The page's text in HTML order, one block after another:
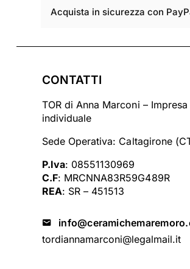
Acquista in sicurezza con
CONTATTI
TOR di Anna Marconi – Impresa
individuale
Sede Operativa: Caltagirone
P.Iva: 08551130969
C.F: MRCNNA83R59G489R
REA: SR – 451513
tordiannamarconi@legalmail.it